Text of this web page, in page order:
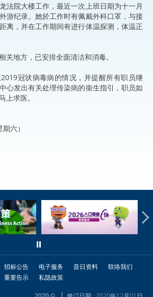
院大楼工作，最近一次上班日期为十一月
游纪录。她於工作时有佩戴外科口罩，与接
离，并在工作期间有进行体温探测，体温正
地方，已安排全面清洁和消毒。
冠状病毒病的情况，并提醒所有职员继
心发出有关处理传染病的衞生指引，职员如
上求医。
六）
招标公告 电子服务 昔日资料
联络我们
重要告示 私隐政策